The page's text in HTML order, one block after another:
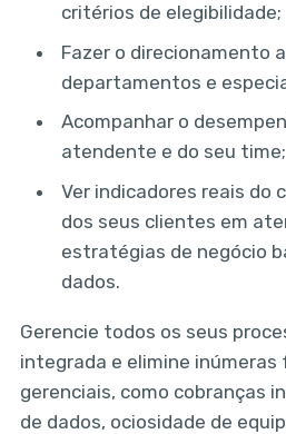
critérios de elegibilidade;
Fazer o direcionamento
departamentos e
Acompanhar o
atendente e do seu time;
Ver indicadores reais do
dos seus clientes em
estratégias de negócio
dados.
Gerencie todos os seus
integrada e elimine
gerenciais, como cobranças
de dados, ociosidade de